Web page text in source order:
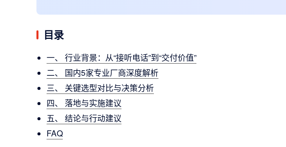
目录
一、 行业背景：从“接听电话”到“交付价值”
二、 国内5家专业厂商深度解析
三、 关键选型对比与决策分析
四、 落地与实施建议
五、 结论与行动建议
FAQ